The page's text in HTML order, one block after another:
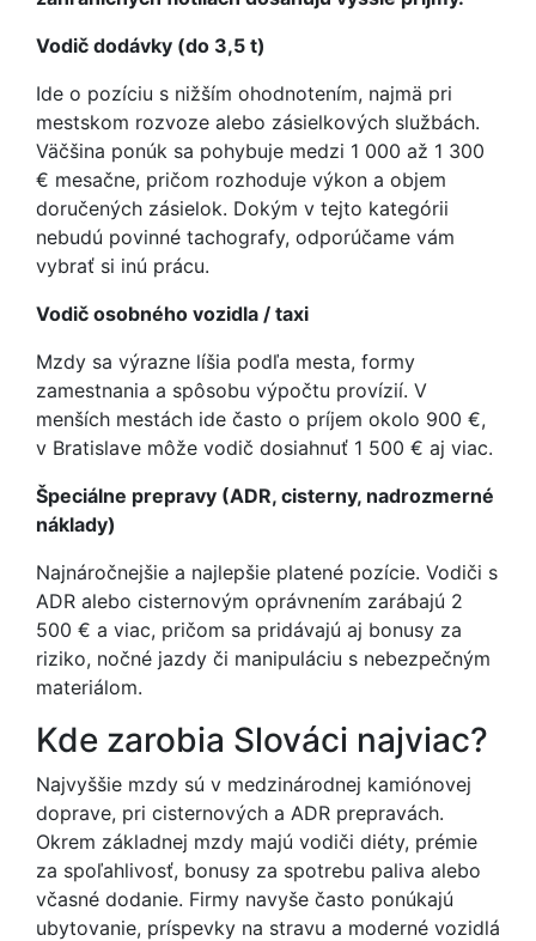
Vodič dodávky (do 3,5 t)
Ide o pozíciu s nižším ohodnotením, najmä pri
mestskom rozvoze alebo zásielkových službách.
Väčšina ponúk sa pohybuje medzi 1 000 až 1 300
€ mesačne, pričom rozhoduje výkon a objem
doručených zásielok. Dokým v tejto kategórii
nebudú povinné tachografy, odporúčame vám
vybrať si inú prácu.
Vodič osobného vozidla / taxi
Mzdy sa výrazne líšia podľa mesta, formy
zamestnania a spôsobu výpočtu provízií. V
menších mestách ide často o príjem okolo 900 €,
v Bratislave môže vodič dosiahnuť 1 500 € aj viac.
Špeciálne prepravy (ADR, cisterny, nadrozmerné
náklady)
Najnáročnejšie a najlepšie platené pozície. Vodiči s
ADR alebo cisternovým oprávnením zarábajú 2
500 € a viac, pričom sa pridávajú aj bonusy za
riziko, nočné jazdy či manipuláciu s nebezpečným
materiálom.
Kde zarobia Slováci najviac?
Najvyššie mzdy sú v medzinárodnej kamiónovej
doprave, pri cisternových a ADR prepravách.
Okrem základnej mzdy majú vodiči diéty, prémie
za spoľahlivosť, bonusy za spotrebu paliva alebo
včasné dodanie. Firmy navyše často ponúkajú
ubytovanie, príspevky na stravu a moderné vozidlá